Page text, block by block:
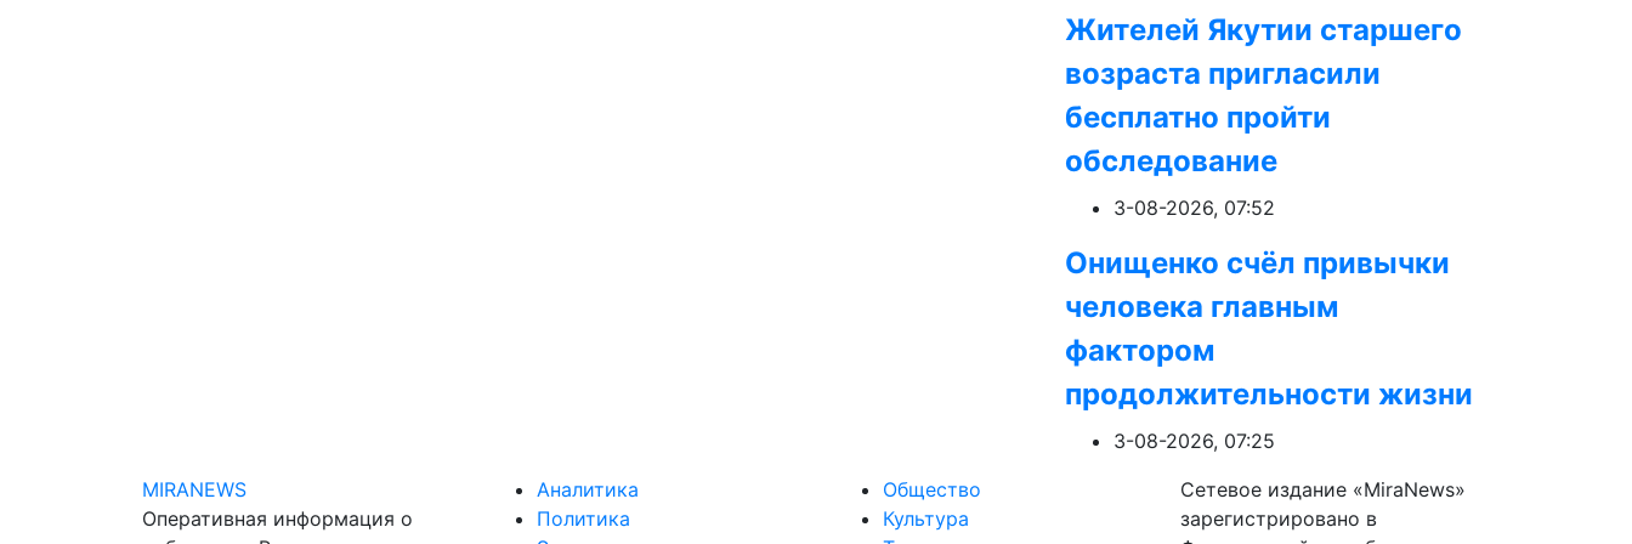
Жителей Якутии старшего
возраста пригласили
бесплатно пройти
обследование
3-08-2026, 07:52
Онищенко счёл привычки
человека главным
фактором
продолжительности жизни
3-08-2026, 07:25
MIRANEWS
Оперативная информация о
Аналитика
Политика
Общество
Культура
Сетевое издание «MiraNews»
зарегистрировано в